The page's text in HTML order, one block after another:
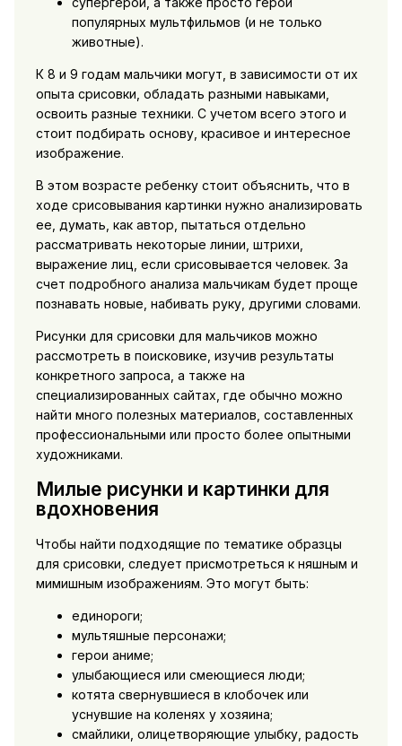
популярных мультфильмов (и не только
животные).
К 8 и 9 годам мальчики могут, в зависимости от их
опыта срисовки, обладать разными навыками,
освоить разные техники. С учетом всего этого и
стоит подбирать основу, красивое и интересное
изображение.
В этом возрасте ребенку стоит объяснить, что в
ходе срисовывания картинки нужно анализировать
ее, думать, как автор, пытаться отдельно
рассматривать некоторые линии, штрихи,
выражение лиц, если срисовывается человек. За
счет подробного анализа мальчикам будет проще
познавать новые, набивать руку, другими словами.
Рисунки для срисовки для мальчиков можно
рассмотреть в поисковике, изучив результаты
конкретного запроса, а также на
специализированных сайтах, где обычно можно
найти много полезных материалов, составленных
профессиональными или просто более опытными
художниками.
Милые рисунки и картинки для
вдохновения
Чтобы найти подходящие по тематике образцы
для срисовки, следует присмотреться к няшным и
мимишным изображениям. Это могут быть:
единороги;
мультяшные персонажи;
герои аниме;
улыбающиеся или смеющиеся люди;
котята свернувшиеся в клобочек или
уснувшие на коленях у хозяина;
смайлики, олицетворяющие улыбку, радость